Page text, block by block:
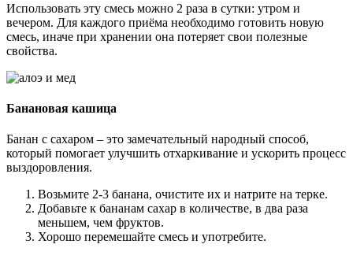
Использовать эту смесь можно 2 раза в сутки: утром и
вечером. Для каждого приёма необходимо готовить новую
смесь, иначе при хранении она потеряет свои полезные
свойства.
Банановая кашица
Банан с сахаром – это замечательный народный способ,
который помогает улучшить отхаркивание и ускорить процесс
выздоровления.
Возьмите 2-3 банана, очистите их и натрите на терке.
Добавьте к бананам сахар в количестве, в два раза
меньшем, чем фруктов.
Хорошо перемешайте смесь и употребите.